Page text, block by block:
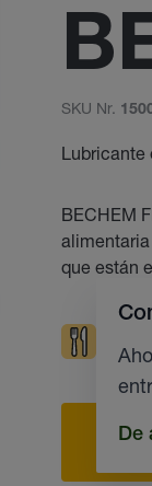
SKU Nr.
Lubricante
BECHEM
que están
De